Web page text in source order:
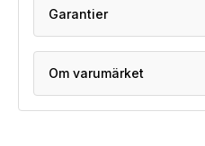
Garantier
Om varumärket